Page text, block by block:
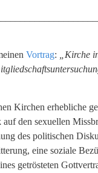
Vortrag:
„Kirche
Kirchen erhebliche
den sexuellen
des politischen
eine soziale
getrösteten